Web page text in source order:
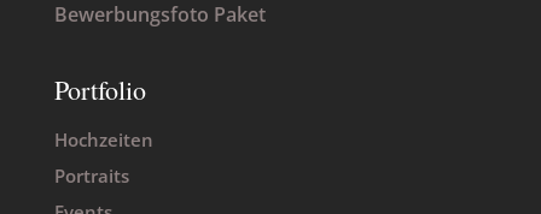
Bewerbungsfoto Paket
Portfolio
Hochzeiten
Portraits